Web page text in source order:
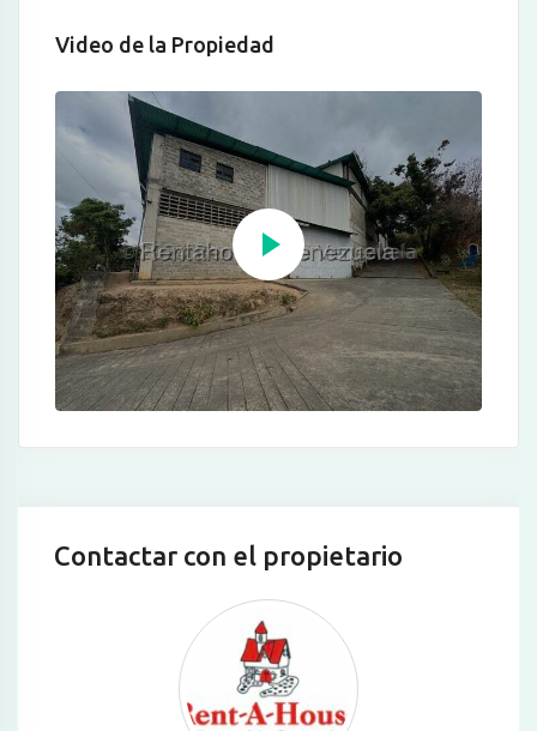
Video de la Propiedad
Contactar con el propietario